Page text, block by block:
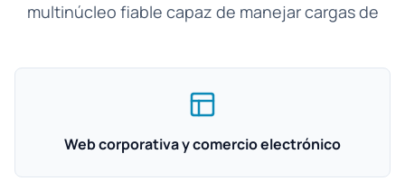
multinúcleo fiable capaz de manejar cargas de
Web corporativa y comercio electrónico